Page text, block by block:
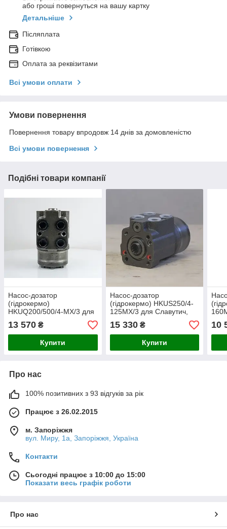
або гроші повернуться на вашу картку
Детальніше
Післяплата
Готівкою
Оплата за реквізитами
Всі умови оплати
Умови повернення
Повернення товару впродовж 14 днів за домовленістю
Всі умови повернення
Подібні товари компанії
Насос-дозатор
(гідрокермо)
HKUQ200/500/4-MX/3 для
тракторів ХТЗ-121,
ХТЗ-16131, ХТЗ-16331
13 570 ₴
Купити
Насос-дозатор
(гідрокермо) HKUS250/4-
125MX/3 для Славутич,
Херсонець-200, Полісся,
КЗС-9-1, ТО-30, ТО-18,
ДЗ-181
15 330₴
Купити
10
Про нас
100% позитивних з 93 відгуків за рік
Працює з 26.02.2015
м. Запоріжжя
вул. Миру, 1а, Запоріжжя, Україна
Контакти
Сьогодні працює з 10:00 до 15:00
Показати весь графік роботи
Про нас